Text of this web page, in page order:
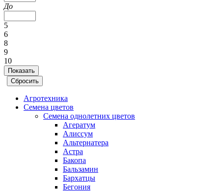
До
5
6
8
9
10
Агротехника
Семена цветов
Семена однолетних цветов
Агератум
Алиссум
Альтернатера
Астра
Бакопа
Бальзамин
Бархатцы
Бегония